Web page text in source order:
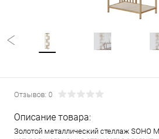
Отзывов: 0
Описание товара:
Золотой металлический стеллаж SOHO